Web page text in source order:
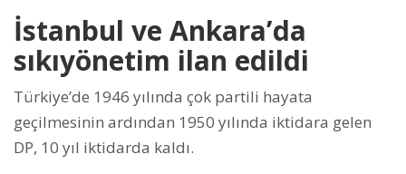
İstanbul ve Ankara’da
sıkıyönetim ilan edildi
Türkiye’de 1946 yılında çok partili hayata
geçilmesinin ardından 1950 yılında iktidara gelen
DP, 10 yıl iktidarda kaldı.